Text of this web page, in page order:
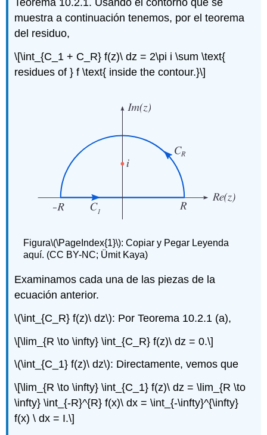
Teorema 10.2.1. Usando el contorno que se
muestra a continuación tenemos, por el teorema
del residuo,
\[\int_{C_1 + C_R} f(z)\ dz = 2\pi i \sum \text{
residues of } f \text{ inside the contour.}\]
Figura\(\PageIndex{1}\): Copiar y Pegar Leyenda
aquí. (CC BY-NC; Ümit Kaya)
Examinamos cada una de las piezas de la
ecuación anterior.
\(\int_{C_R} f(z)\ dz\): Por Teorema 10.2.1 (a),
\[\lim_{R \to \infty} \int_{C_R} f(z)\ dz = 0.\]
\(\int_{C_1} f(z)\ dz\): Directamente, vemos que
\[\lim_{R \to \infty} \int_{C_1} f(z)\ dz = \lim_{R \to
\infty} \int_{-R}^{R} f(x)\ dx = \int_{-\infty}^{\infty}
f(x) \ dx = I.\]